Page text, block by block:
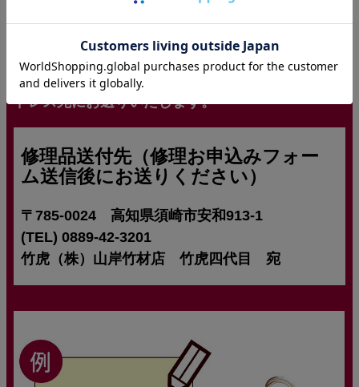
※フォームより送信いただいた内容と修理品（実
物）を確認させていただいたうえで、修理の可否
とお見積りのご連絡をご入力いただいたメールア
ドレス宛にお送りいたします。
修理品送付先（修理お申込みフォー
ム送信後にお送りください）
〒785-0024 高知県須崎市安和913-1
(TEL) 0889-42-3201
竹虎（株）山岸竹材店 竹虎四代目 宛